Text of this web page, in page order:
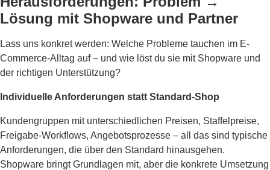
Lösung mit Shopware und Partner
Lass uns konkret werden: Welche Probleme tauchen im E-
Commerce-Alltag auf – und wie löst du sie mit Shopware und
der richtigen Unterstützung?
Individuelle Anforderungen statt Standard-Shop
Kundengruppen mit unterschiedlichen Preisen, Staffelpreise,
Freigabe-Workflows, Angebotsprozesse – all das sind typische
Anforderungen, die über den Standard hinausgehen.
Shopware bringt Grundlagen mit, aber die konkrete Umsetzung